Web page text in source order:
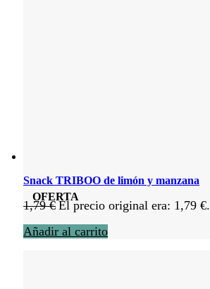
OFERTA
Snack TRIBOO de limón y manzana
1,79€ El precio original era: 1,79 €.
Añadir al carrito